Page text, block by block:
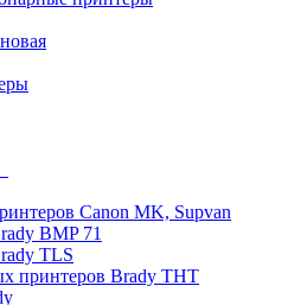
Canon MK, Supvan
BMP 71
TLS
принтеров Brady THT